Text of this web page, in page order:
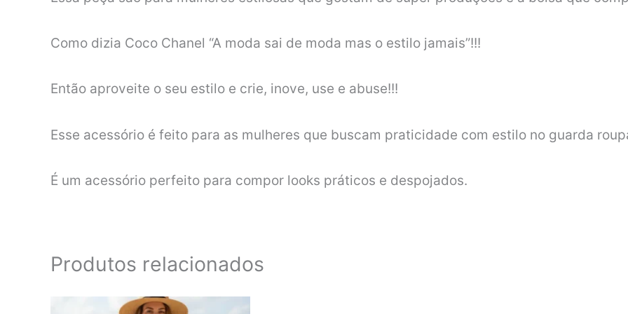
Como dizia Coco Chanel “A moda sai de moda mas o estilo jamais”!!!
Então aproveite o seu estilo e crie, inove, use e abuse!!!
Esse acessório é feito para as mulheres que buscam praticidade com estilo no guarda
É um acessório perfeito para compor looks práticos e despojados.
Produtos relacionados